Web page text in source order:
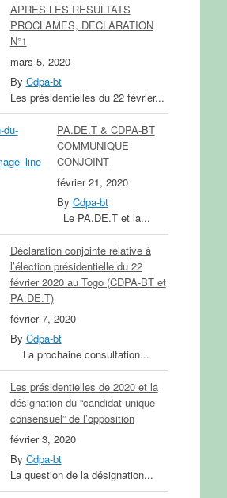
APRES LES RESULTATS
PROCLAMES, DECLARATION
N°1
mars 5, 2020
By Cdpa-bt
Les présidentielles du 22 février...
PA.DE.T & CDPA-BT
COMMUNIQUE
CONJOINT
février 21, 2020
By Cdpa-bt
Le PA.DE.T et la...
Déclaration conjointe relative à
l’élection présidentielle du 22
février 2020 au Togo (CDPA-BT et
PA.DE.T)
février 7, 2020
By Cdpa-bt
La prochaine consultation...
Les présidentielles de 2020 et la
désignation du “candidat unique
consensuel” de l’opposition
février 3, 2020
By Cdpa-bt
La question de la désignation...